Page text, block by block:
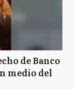
de Banco
medio del